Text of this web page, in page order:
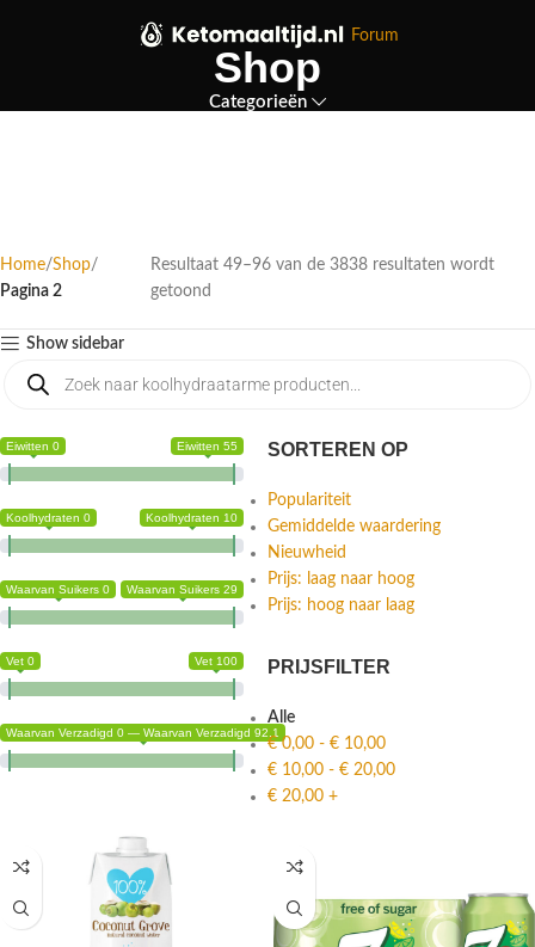
Forum
Shop
Categorieën
Home Shop
Pagina 2
Resultaat 49–96 van de 3838 resultaten wordt
getoond
Show sidebar
Eiwitten 0 Eiwitten 55
Koolhydraten 0 Koolhydraten 10
Waarvan Suikers 0 Waarvan Suikers 29
Vet 0 Vet 100
Waarvan Verzadigd 0 — Waarvan Verzadigd 92.1
SORTEREN OP
Populariteit
Gemiddelde waardering
Nieuwheid
Prijs: laag naar hoog
Prijs: hoog naar laag
PRIJSFILTER
Alle
€0,00 - € 10,00
€ 10,00 - € 20,00
€ 20,00 +